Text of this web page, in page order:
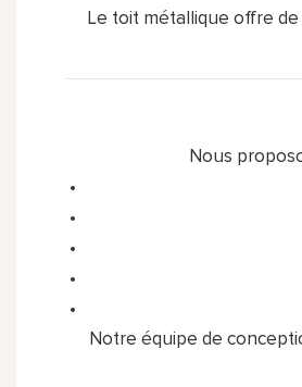
Le toit métallique offre
Nous
Notre équipe de